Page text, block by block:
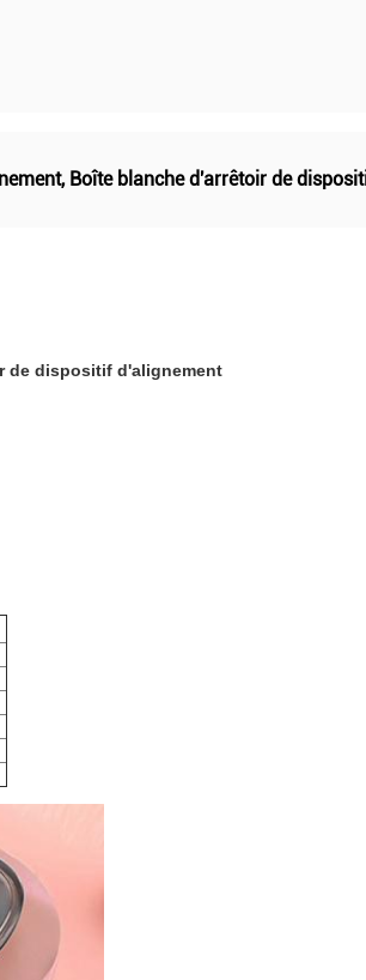
, Boîte blanche d'arrêtoir de
de dispositif d'alignement